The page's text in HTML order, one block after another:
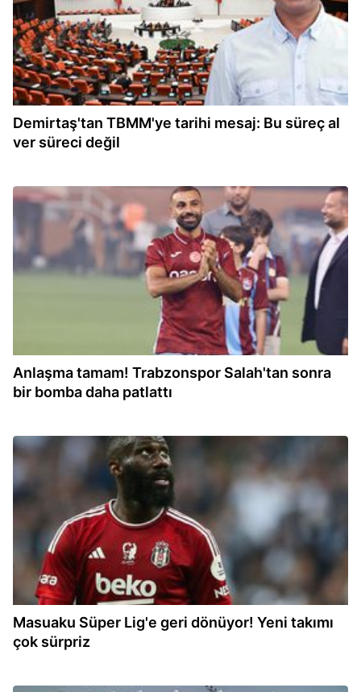
Demirtaş'tan TBMM'ye tarihi mesaj: Bu süreç al
ver süreci değil
15:22
Anlaşma tamam! Trabzonspor Salah'tan sonra
bir bomba daha patlattı
Masuaku Süper Lig'e geri dönüyor! Yeni takımı
çok sürpriz